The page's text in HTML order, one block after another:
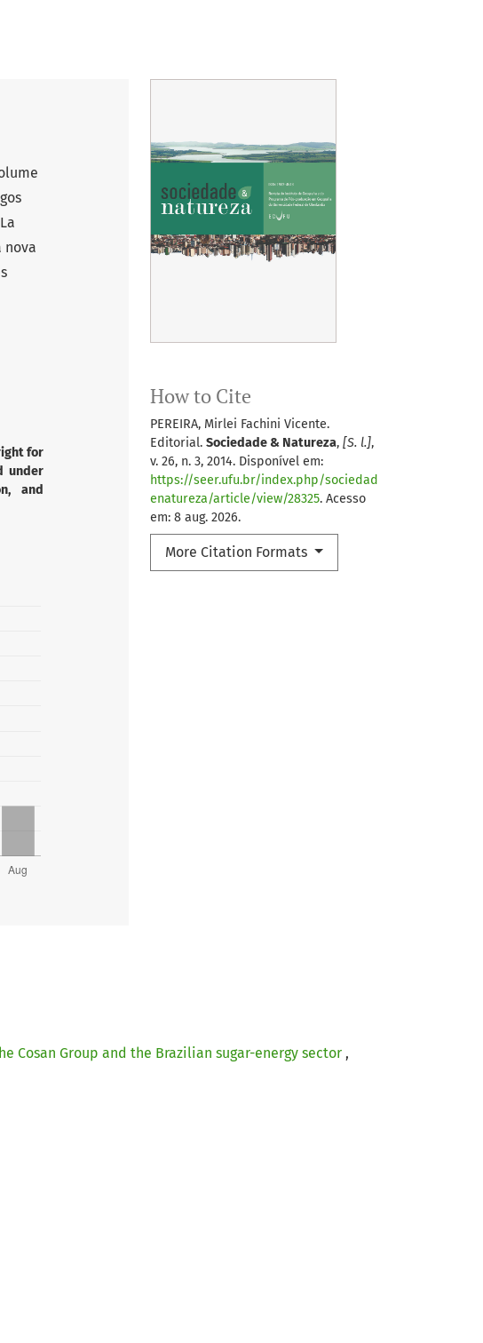
How to Cite
PEREIRA, Mirlei Fachini Vicente.
Editorial. Sociedade & Natureza, [S. l.],
v. 26, n. 3, 2014. Disponível em:
https://seer.ufu.br/index.php/sociedad
enatureza/article/view/28325. Acesso
em: 8 aug. 2026.
More Citation Formats
nova
for
under
and
Cosan Group and the Brazilian sugar-energy sector ,